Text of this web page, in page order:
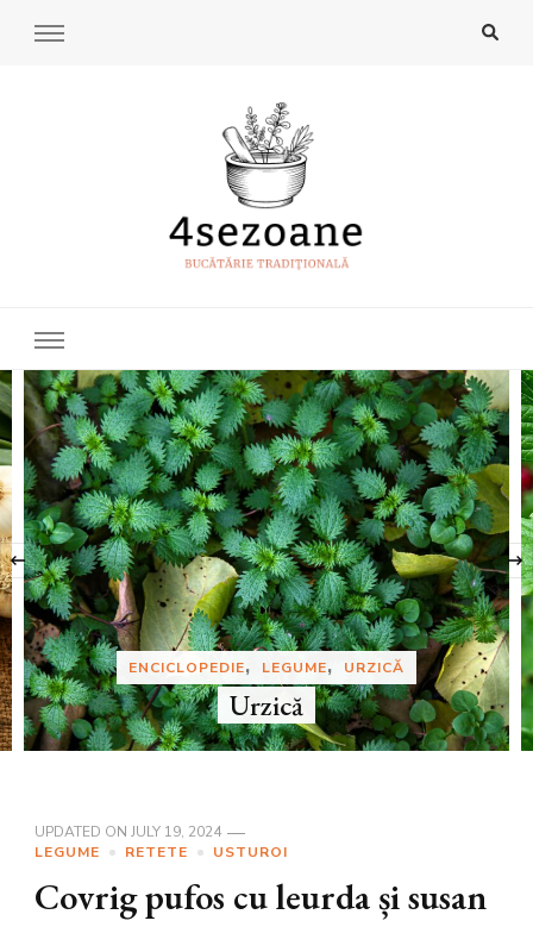
ENCICLOPEDIE LEGUME URZICĂ
Urzică
‹
UPDATED ON JULY 19, 2024
LEGUME
RETETE USTUROI
Covrig pufos cu leurda și susan